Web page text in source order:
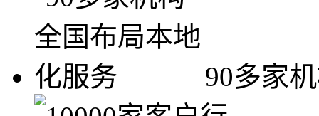
90多家